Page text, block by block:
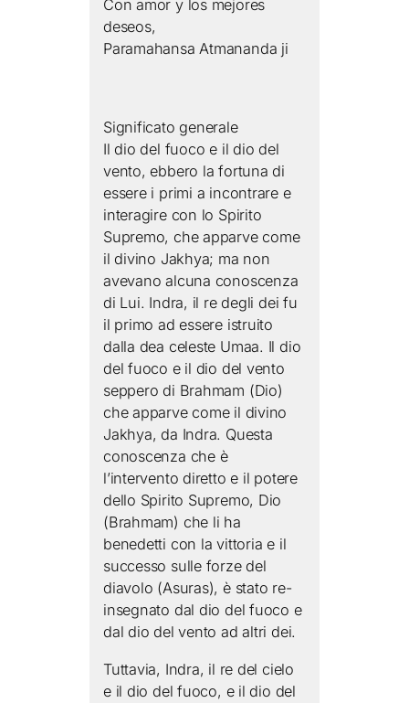
Con amor y los mejores
deseos,
Paramahansa Atmananda ji
Significato generale
Il dio del fuoco e il dio del
vento, ebbero la fortuna di
essere i primi a incontrare e
interagire con lo Spirito
Supremo, che apparve come
il divino Jakhya; ma non
avevano alcuna conoscenza
di Lui. Indra, il re degli dei fu
il primo ad essere istruito
dalla dea celeste Umaa. Il dio
del fuoco e il dio del vento
seppero di Brahmam (Dio)
che apparve come il divino
Jakhya, da Indra. Questa
conoscenza che è
l’intervento diretto e il potere
dello Spirito Supremo, Dio
(Brahmam) che li ha
benedetti con la vittoria e il
successo sulle forze del
diavolo (Asuras), è stato re-
insegnato dal dio del fuoco e
dal dio del vento ad altri dei.
Tuttavia, Indra, il re del cielo
e il dio del fuoco, e il dio del